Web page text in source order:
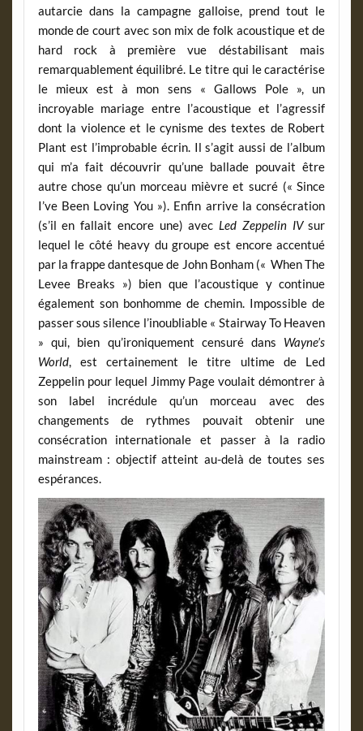
autarcie dans la campagne galloise, prend tout le
monde de court avec son mix de folk acoustique et de
hard rock à première vue déstabilisant mais
remarquablement équilibré. Le titre qui le caractérise
le mieux est à mon sens « Gallows Pole », un
incroyable mariage entre l’acoustique et l’agressif
dont la violence et le cynisme des textes de Robert
Plant est l’improbable écrin. Il s’agit aussi de l’album
qui m’a fait découvrir qu’une ballade pouvait être
autre chose qu’un morceau mièvre et sucré (« Since
I’ve Been Loving You »). Enfin arrive la consécration
(s’il en fallait encore une) avec Led Zeppelin IVsur
lequel le côté heavy du groupe est encore accentué
par la frappe dantesque de John Bonham (« When The
Levee Breaks ») bien que l’acoustique y continue
également son bonhomme de chemin. Impossible de
passer sous silence l’inoubliable « Stairway To Heaven
» qui, bien qu’ironiquement censuré dans Wayne’s
World, est certainement le titre ultime de Led
Zeppelin pour lequel Jimmy Page voulait démontrer à
son label incrédule qu’un morceau avec des
changements de rythmes pouvait obtenir une
consécration internationale et passer à la radio
mainstream : objectif atteint au-delà de toutes ses
espérances.